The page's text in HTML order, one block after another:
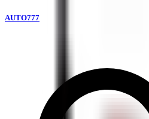
AUTO777